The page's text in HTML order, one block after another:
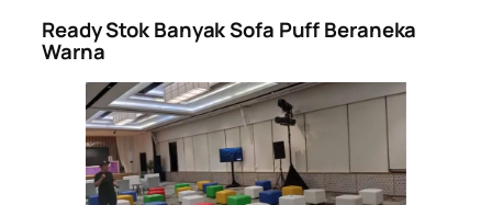
Ready Stok Banyak Sofa Puff Beraneka
Warna